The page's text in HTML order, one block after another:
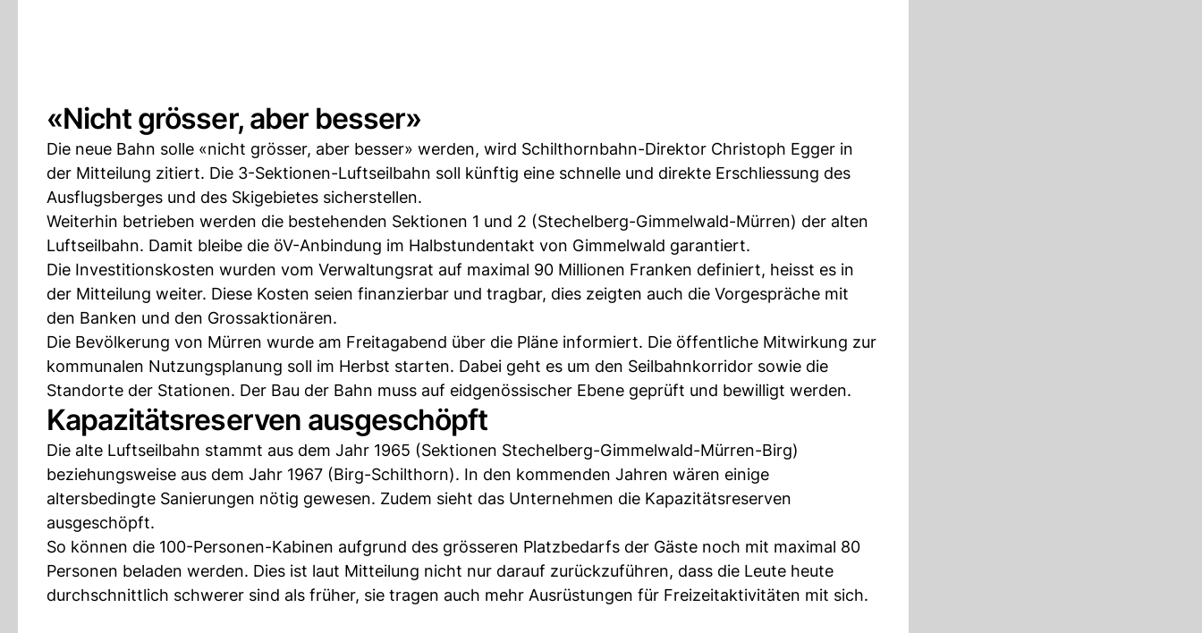
«Nicht grösser, aber besser»
Die neue Bahn solle «nicht grösser, aber besser» werden, wird Schilthornbahn-Direktor Christoph Egger in
der Mitteilung zitiert. Die 3-Sektionen-Luftseilbahn soll künftig eine schnelle und direkte Erschliessung des
Ausflugsberges und des Skigebietes sicherstellen.
Weiterhin betrieben werden die bestehenden Sektionen 1 und 2 (Stechelberg-Gimmelwald-Mürren) der alten
Luftseilbahn. Damit bleibe die öV-Anbindung im Halbstundentakt von Gimmelwald garantiert.
Die Investitionskosten wurden vom Verwaltungsrat auf maximal 90 Millionen Franken definiert, heisst es in
der Mitteilung weiter. Diese Kosten seien finanzierbar und tragbar, dies zeigten auch die Vorgespräche mit
den Banken und den Grossaktionären.
Die Bevölkerung von Mürren wurde am Freitagabend über die Pläne informiert. Die öffentliche Mitwirkung zur
kommunalen Nutzungsplanung soll im Herbst starten. Dabei geht es um den Seilbahnkorridor sowie die
Standorte der Stationen. Der Bau der Bahn muss auf eidgenössischer Ebene geprüft und bewilligt werden.
Kapazitätsreserven ausgeschöpft
Die alte Luftseilbahn stammt aus dem Jahr 1965 (Sektionen Stechelberg-Gimmelwald-Mürren-Birg)
beziehungsweise aus dem Jahr 1967 (Birg-Schilthorn). In den kommenden Jahren wären einige
altersbedingte Sanierungen nötig gewesen. Zudem sieht das Unternehmen die Kapazitätsreserven
ausgeschöpft.
So können die 100-Personen-Kabinen aufgrund des grösseren Platzbedarfs der Gäste noch mit maximal 80
Personen beladen werden. Dies ist laut Mitteilung nicht nur darauf zurückzuführen, dass die Leute heute
durchschnittlich schwerer sind als früher, sie tragen auch mehr Ausrüstungen für Freizeitaktivitäten mit sich.